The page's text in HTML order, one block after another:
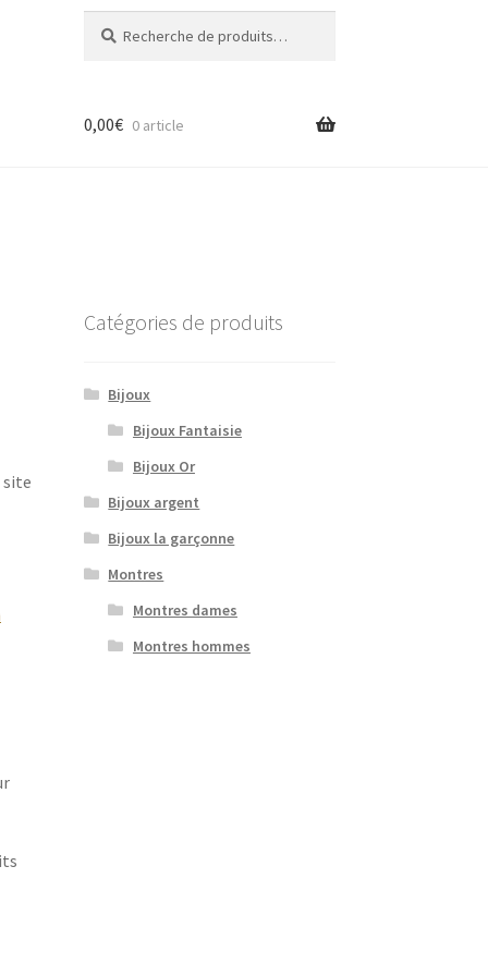
pour :
0,00€ 0 article
site
Catégories de produits
Bijoux
Bijoux Fantaisie
Bijoux Or
Bijoux argent
Bijoux la garçonne
Montres
Montres dames
Montres hommes